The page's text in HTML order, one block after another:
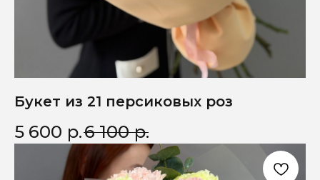
Букет из 21 персиковых роз
5 600 р.6 100 р.